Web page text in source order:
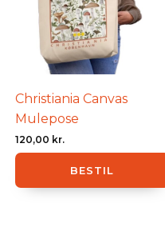
Christiania Canvas
Mulepose
120,00 kr.
BESTIL